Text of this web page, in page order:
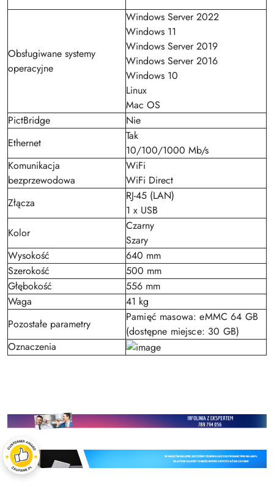
Obsługiwane systemy
operacyjne
Windows Server 2022
Windows 11
Windows Server 2019
Windows Server 2016
Windows 10
Linux
Mac OS
PictBridge
Nie
Ethernet
Tak
10/100/1000 Mb/s
Komunikacja
bezprzewodowa
WiFi
WiFi Direct
Złącza
RJ-45 (LAN)
1 x USB
Kolor
Czarny
Szary
Wysokość
640 mm
Szerokość
500 mm
Głębokość
556 mm
Waga
41 kg
Pozostałe parametry
Pamięć masowa: eMMC 64 GB
(dostępne miejsce: 30 GB)
Oznaczenia